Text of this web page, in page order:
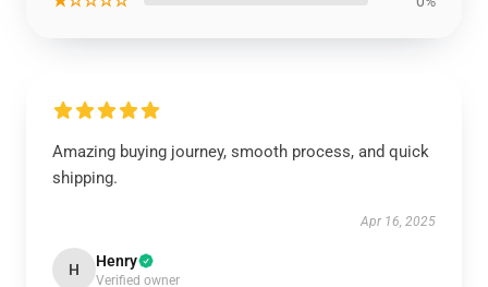
Amazing buying journey, smooth process, and quick
shipping.
Apr 16, 2025
H Henry
Verified owner